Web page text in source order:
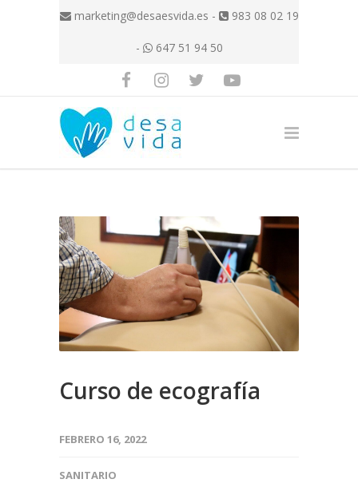
marketing@desaesvida.es - 983 08 02 19
- 647 51 94 50
Curso de ecografía
FEBRERO 16, 2022
SANITARIO